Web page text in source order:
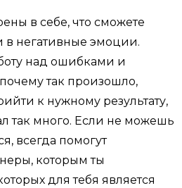
в себе, что сможете
в негативные эмоции.
над ошибками и
так произошло,
к нужному результату,
так много. Если не можешь
всегда помогут
которым ты
для тебя является